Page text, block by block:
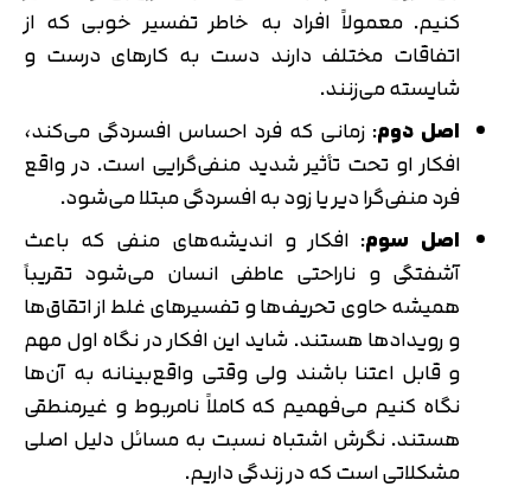
کنیم. معمولاً افراد به خاطر تفسیر خوبی که از
اتفاقات مختلف دارند دست به کارهای درست و
شایسته می‌زنند.
اصل دوم: زمانی که فرد احساس افسردگی می‌کند،
افکار او تحت تأثیر شدید منفی‌گرایی است. در واقع
فرد منفی‌گرا دیر یا زود به افسردگی مبتلا می‌شود.
اصل سوم: افکار و اندیشه‌های منفی که باعث
آشفتگی و ناراحتی عاطفی انسان می‌شود تقریباً
همیشه حاوی تحریف‌ها و تفسیرهای غلط از اتقاق‌ها
و رویدادها هستند. شاید این افکار در نگاه اول مهم
و قابل اعتنا باشند ولی وقتی واقع‌بینانه به آن‌ها
نگاه کنیم می‌فهمیم که کاملاً نامربوط و غیرمنطقی
هستند. نگرش اشتباه نسبت به مسائل دلیل اصلی
مشکلاتی است که در زندگی داریم.